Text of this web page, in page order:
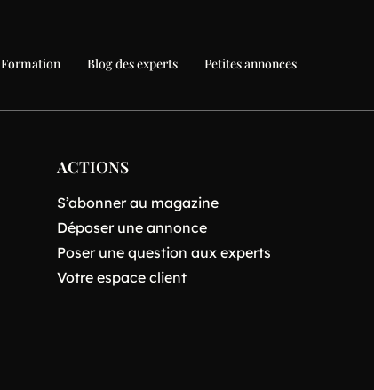
Formation Blog des experts Petites annonces
ACTIONS
S’abonner au magazine
Déposer une annonce
Poser une question aux experts
Votre espace client